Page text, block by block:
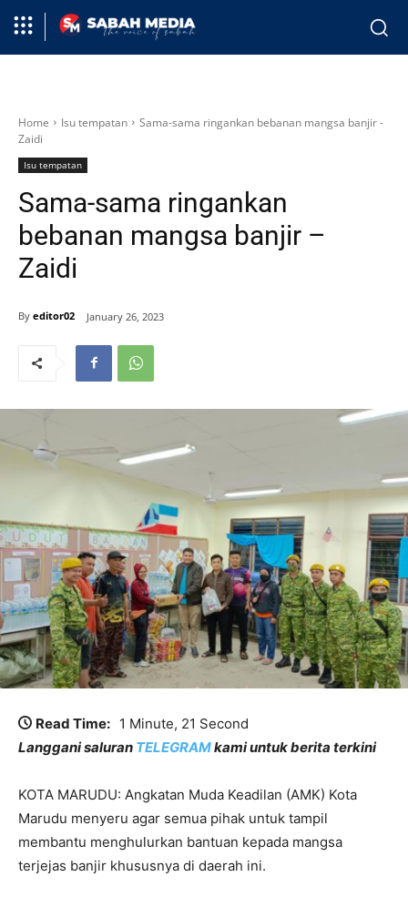
Home Isu tempatan
Sama-sama ringankan bebanan mangsa banjir -
Zaidi
Isu tempatan
Sama-sama ringankan
bebanan mangsa banjir –
Zaidi
By editor02 January 26, 2023
Read Time: 1 Minute, 21 Second
Langgani saluran TELEGRAMkami untuk berita terkini
KOTA MARUDU: Angkatan Muda Keadilan (AMK) Kota
Marudu menyeru agar semua pihak untuk tampil
membantu menghulurkan bantuan kepada mangsa
terjejas banjir khususnya di daerah ini.